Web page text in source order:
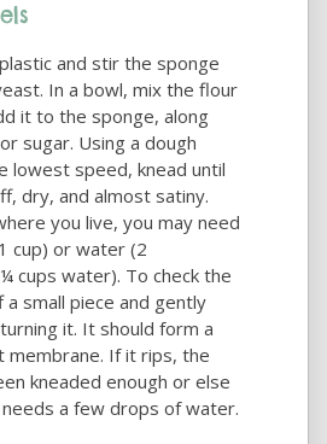
and stir the sponge
In a bowl, mix the flour
it to the sponge, along
sugar. Using a dough
lowest speed, knead until
dry, and almost satiny.
you live, you may need
cup) or water (2
cups water). To check the
a small piece and gently
it. It should form a
membrane. If it rips, the
kneaded enough or else
a few drops of water.